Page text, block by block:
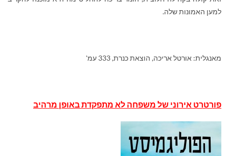
למען האמונות שלה.
מאנגלית: אורטל אריכה, הוצאת כנרת, 333 עמ'
פורטרט אירוני של משפחה לא מתפקדת באופן מרהיב